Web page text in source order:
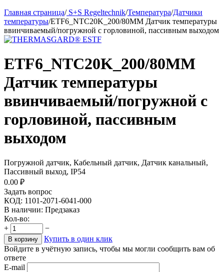
Главная страница/S+S Regeltechnik/Температура/Датчики
температуры/ETF6_NTC20K_200/80MM Датчик температуры
ввинчиваемый/погружной с горловиной, пассивным выходом
ETF6_NTC20K_200/80MM
Датчик температуры
ввинчиваемый/погружной с
горловиной, пассивным
выходом
Погружной датчик, Кабельный датчик, Датчик канальный,
Пассивный выход, IP54
0.00 ₽
Задать вопрос
КОД: 1101-2071-6041-000
В наличии: Предзаказ
Кол-во:
+
−
В корзину
Купить в один клик
Войдите в учётную запись, чтобы мы могли сообщить вам об
ответе
E-mail